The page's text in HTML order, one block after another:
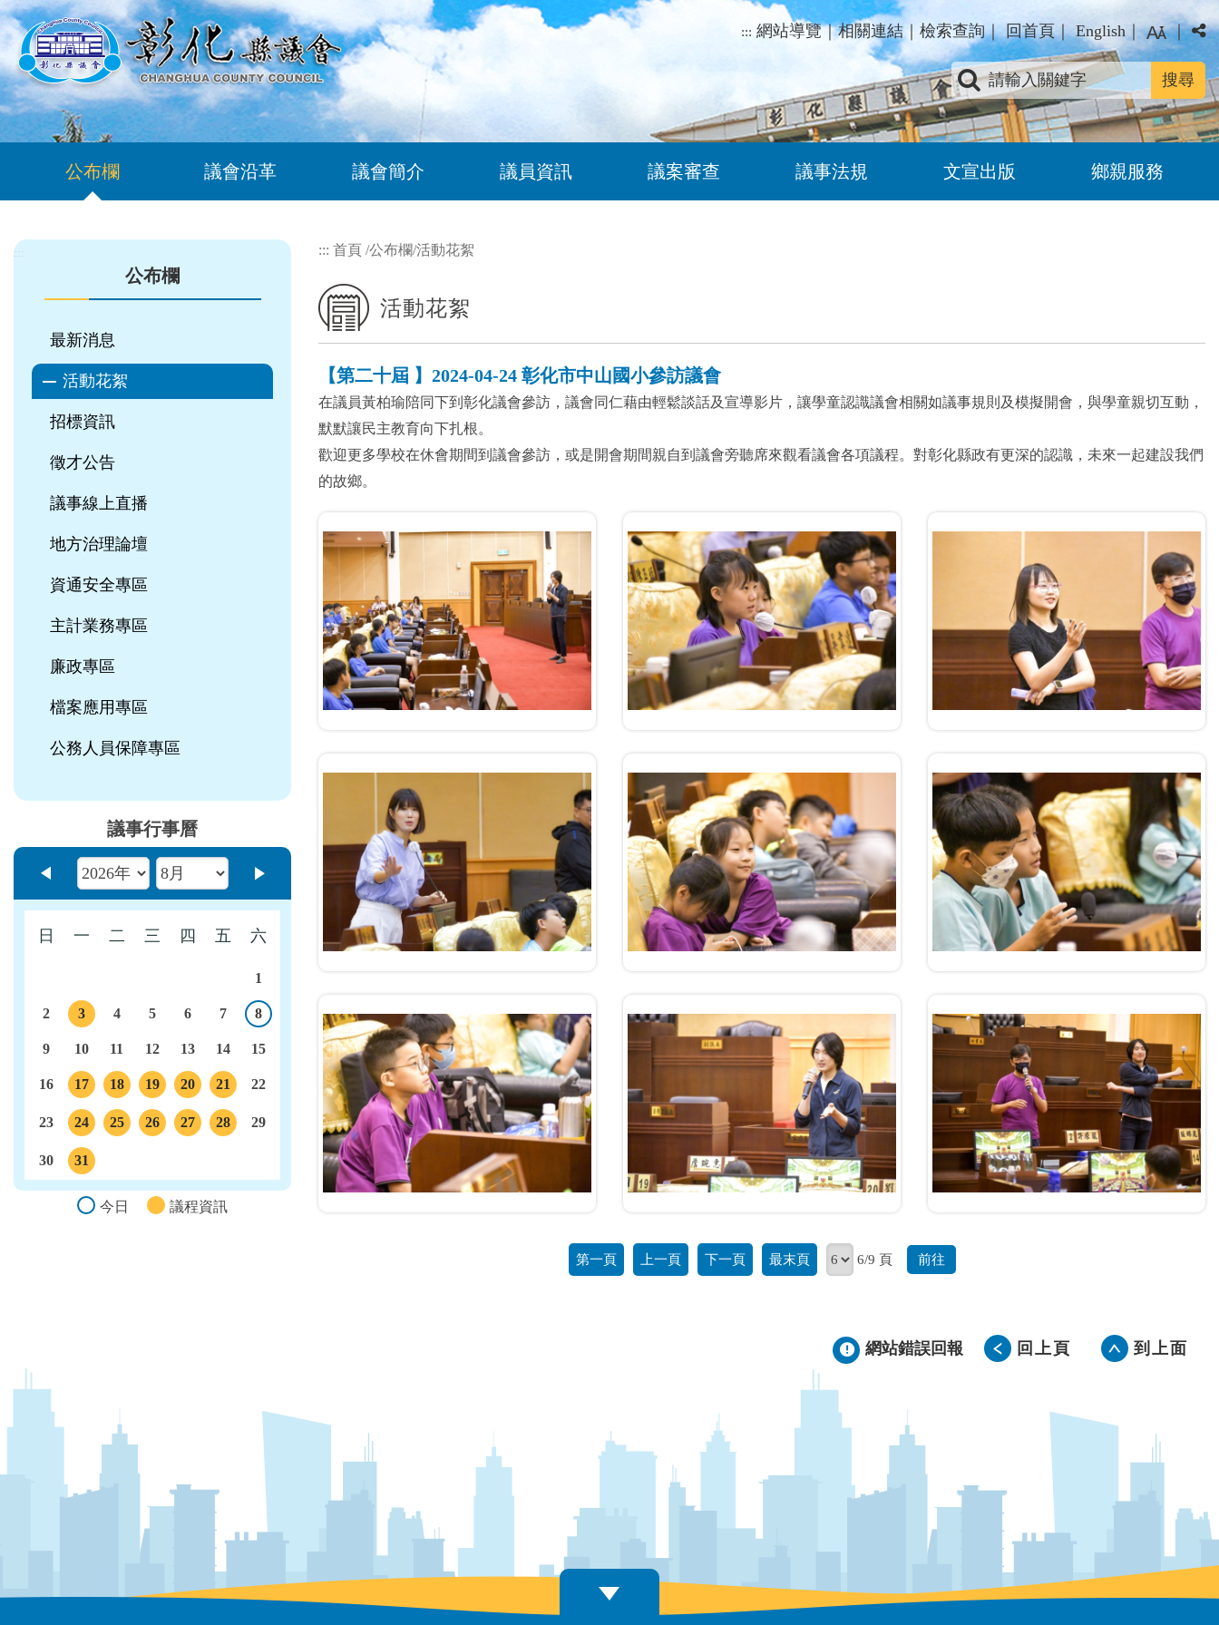
跳到主要內容區塊
::: 網站導覽｜相關連結 ｜ 檢索查詢｜回首頁｜English ｜ ｜
關鍵字查詢
公布欄 議會沿革 議會簡介 議員資訊 議案審查 議事法規 文宣出版 鄉親服務
:::
公布欄
最新消息
活動花絮
招標資訊
徵才公告
議事線上直播
地方治理論壇
資通安全專區
主計業務專區
廉政專區
檔案應用專區
公務人員保障專區
議事行事曆
上個月
日 一 二 三 四 五 六
1
2
3
4 5 6 7
8
9
10 11 12 13 14 15
16
17
議程
18
議程
19
議程
20
議程
21
議程
22
23
24
議程
25
26
27
28
29
30
31
今日
議程資訊
::: 首頁 /公布欄/活動花絮
活動花絮
【第二十屆 】2024-04-24 彰化市中山國小參訪議會
在議員黃柏瑜陪同下到彰化議會參訪，議會同仁藉由輕鬆談話及宣導影片，讓學童認識議會相關如議事規則及模擬開會，與學童親切互動，
默默讓民主教育向下扎根。
歡迎更多學校在休會期間到議會參訪，或是開會期間親自到議會旁聽席來觀看議會各項議程。對彰化縣政有更深的認識，未來一起建設我們
的故鄉。
第一頁 上一頁 下一頁 最末頁 6/9 頁 前往
網站錯誤回報 回上頁 到上面